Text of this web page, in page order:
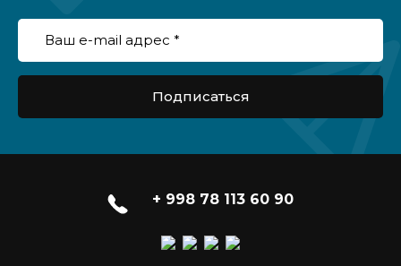
Подписаться
+ 998 78 113 60 90